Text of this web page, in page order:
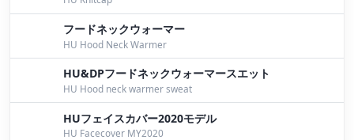
フードネックウォーマー
HU Hood Neck Warmer
HU&DPフードネックウォーマースエット
HU Hood neck warmer sweat
HUフェイスカバー2020モデル
HU Facecover MY2020